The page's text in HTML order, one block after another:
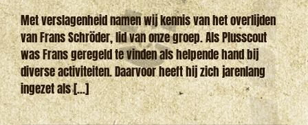
Met verslagenheid namen wij kennis van het overlijden
van Frans Schröder, lid van onze groep. Als Plusscout
was Frans geregeld te vinden als helpende hand bij
diverse activiteiten. Daarvoor heeft hij zich jarenlang
ingezet als [...]